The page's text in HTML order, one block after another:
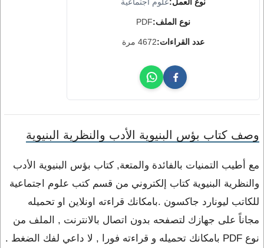
نوع الملف:PDF
عدد القراءات:4672 مرة
وصف كتاب بؤس البنيوية الأدب والنظرية البنيوية
مع أطيب التمنيات بالفائدة والمتعة, كتاب بؤس البنيوية الأدب
والنظرية البنيوية كتاب إلكتروني من قسم كتب علوم اجتماعية
للكاتب ليونارد جاكسون .بامكانك قراءته اونلاين او تحميله
مجاناً على جهازك لتصفحه بدون اتصال بالانترنت , الملف من
نوع PDF بامكانك تحميله و قراءته فورا , لا داعي لفك الضغط .